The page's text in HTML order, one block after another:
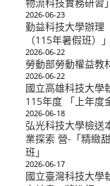
2026-06-23
勤益科技大學辦理
（115年暑假班）」
2026-06-22
勞動部勞動權益教
2026-06-22
國立高雄科技大學
115年度 「上年度
2026-06-18
弘光科技大學檢送
業探索 營-「精緻
班」
2026-06-17
國立臺灣科技大學